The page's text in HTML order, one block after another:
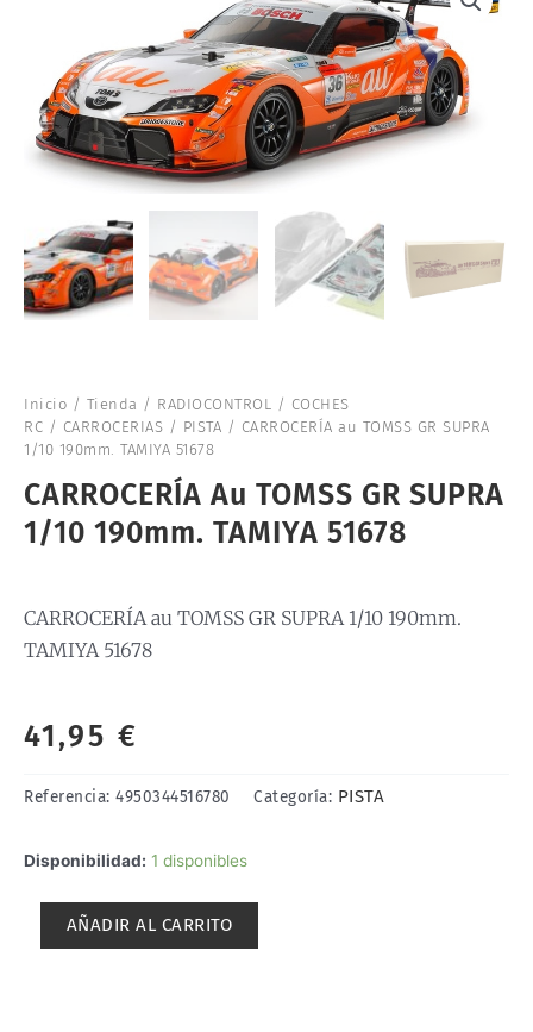
Inicio / Tienda / RADIOCONTROL / COCHES
RC / CARROCERIAS / PISTA / CARROCERÍA au TOMSS GR SUPRA
1/10 190mm. TAMIYA 51678
CARROCERÍA Au TOMSS GR SUPRA
1/10 190mm. TAMIYA 51678
CARROCERÍA au TOMSS GR SUPRA 1/10 190mm.
TAMIYA 51678
41,95 €
Referencia: 4950344516780 Categoría: PISTA
Disponibilidad: 1 disponibles
CARROCERÍA
AÑADIR AL CARRITO